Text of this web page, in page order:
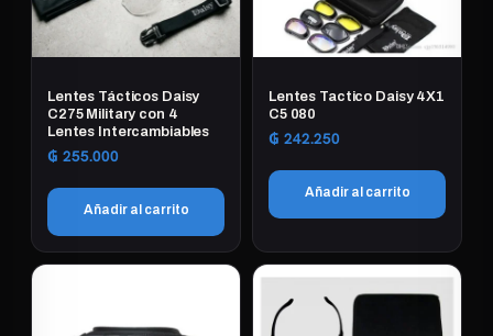
Lentes Tácticos Daisy
C275 Military con 4
Lentes Intercambiables
₲ 255.000
Añadir al carrito
Lentes Tactico Daisy 4X1
C5 080
₲ 242.250
Añadir al carrito